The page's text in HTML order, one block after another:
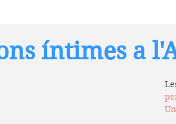
íntimes a